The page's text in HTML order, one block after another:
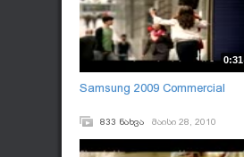
0:31
Samsung 2009 Commercial
833 ნახვა მაისი 28, 2010